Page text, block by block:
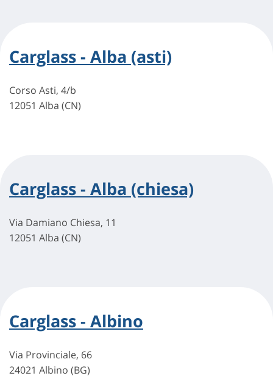
Carglass - Alba (asti)
Corso Asti, 4/b
12051 Alba (CN)
Carglass - Alba (chiesa)
Via Damiano Chiesa, 11
12051 Alba (CN)
Carglass - Albino
Via Provinciale, 66
24021 Albino (BG)